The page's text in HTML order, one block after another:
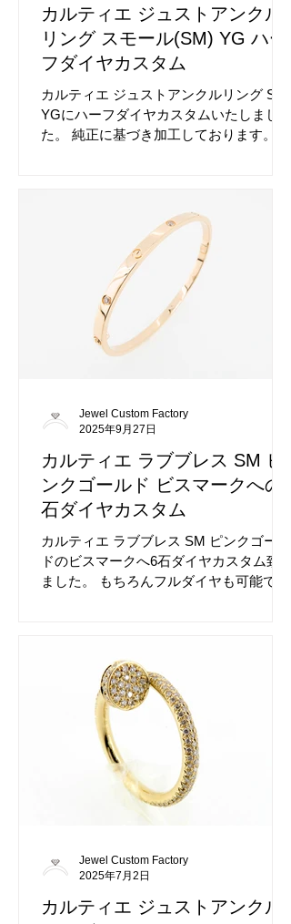
カルティエ ジュストアンクル
リング スモール(SM) YG ハー
フダイヤカスタム
カルティエ ジュストアンクルリング SM
YGにハーフダイヤカスタムいたしまし
た。 純正に基づき加工しております。 ダ
選びいただけます。 ダイヤ加工前のカル
ティエ ジュストアンクルリング SMで
す。 デザインが洗練されておりますね、
ダイヤが入るとイメージが変わります。
無料で仕上げ磨きをかけますので綺麗な
状態で納品いたします。
カルティエ ラブブレス SM ピ
ンクゴールド ビスマークへの6
石ダイヤカスタム
カルティエ ラブブレス SM ピンクゴール
ドのビスマークへ6石ダイヤカスタム致し
ました。 もちろんフルダイヤも可能で
ブブレス SM ピンクゴールドです。 雰囲
気が違いますね、ビスマーク間へのパヴ
ェダイヤカスタムもお薦めです。
Jewel Custom Factory
2025年9月27日
カルティエ ジュストアンクル
Jewel Custom Factory
2025年7月2日